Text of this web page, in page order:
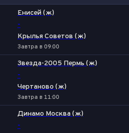
Енисей (ж)
-
Крылья Советов (ж)
Завтра в 09:00
Звезда-2005 Пермь (ж)
-
Чертаново (ж)
Завтра в 11:00
Динамо Москва (ж)
-